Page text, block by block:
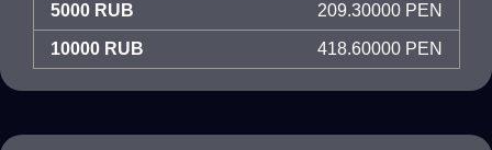
5000 RUB 209.30000 PEN
10000 RUB 418.60000 PEN